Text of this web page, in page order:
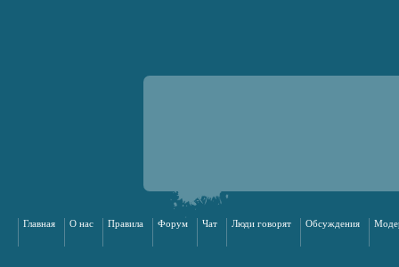
Главная О нас Правила Форум Чат Люди говорят Обсуждения